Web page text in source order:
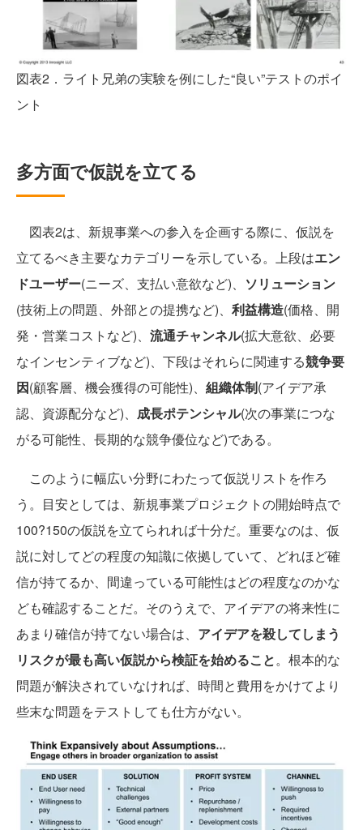
図表2．ライト兄弟の実験を例にした“良い”テストのポイ
ント
多方面で仮説を立てる
図表2は、新規事業への参入を企画する際に、仮説を
立てるべき主要なカテゴリーを示している。上段はエン
ドユーザー(ニーズ、支払い意欲など)、 ソリューション
(技術上の問題、外部との提携など)、 利益構造(価格、開
発・営業コストなど)、 流通チャンネル(拡大意欲、必要
なインセンティブなど)、下段はそれらに関連する競争要
因(顧客層、機会獲得の可能性)、 組織体制(アイデア承
認、資源配分など)、 成長ポテンシャル(次の事業につな
がる可能性、長期的な競争優位など)である。
このように幅広い分野にわたって仮説リストを作ろ
う。目安としては、新規事業プロジェクトの開始時点で
100?150の仮説を立てられれば十分だ。重要なのは、仮
説に対してどの程度の知識に依拠していて、どれほど確
信が持てるか、間違っている可能性はどの程度なのかな
ども確認することだ。そのうえで、アイデアの将来性に
あまり確信が持てない場合は、 アイデアを殺してしまう
リスクが最も高い仮説から検証を始めること。根本的な
問題が解決されていなければ、時間と費用をかけてより
些末な問題をテストしても仕方がない。